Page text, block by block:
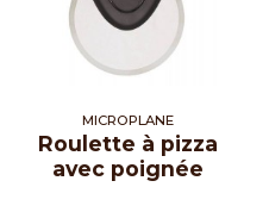
MICROPLANE
Roulette à pizza
avec poignée